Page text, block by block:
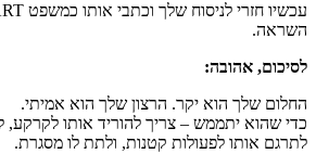
השראה.
לסיכום, אהובה:
החלום שלך הוא יקר. הרצון שלך הוא אמיתי.
כדי שהוא יתממש – צריך להוריד אותו לקרקע,
לתרגם אותו לפעולות קטנות, ולתת לו מסגרת.